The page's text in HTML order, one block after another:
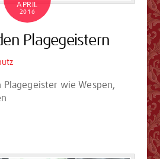
APRIL
2016
Plagegeistern
wie Wespen,